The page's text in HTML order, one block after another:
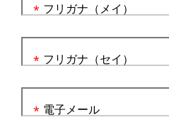
フリガナ（メイ）
*
フリガナ（セイ）
*
電子メール
*